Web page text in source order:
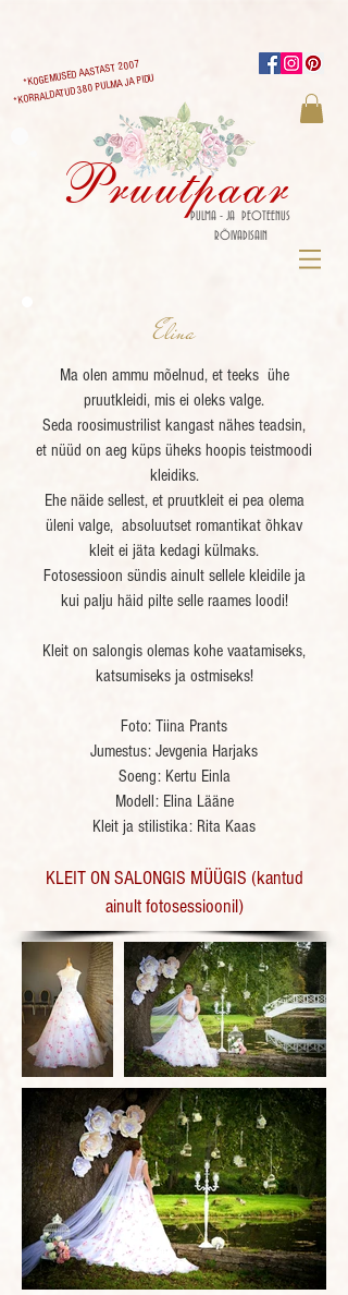
Pruutpaar
PULMA - JA PEOTEENUS
RÕIVADISAIN
*KOGEMUSED AASTAST 2007
*KORRALDATUD 380 PULMA JA PIDU
Elina
Ma olen ammu mõelnud, et teeks ühe
pruutkleidi, mis ei oleks valge.
Seda roosimustrilist kangast nähes teadsin,
et nüüd on aeg küps üheks hoopis teistmoodi
kleidiks.
Ehe näide sellest, et pruutkleit ei pea olema
üleni valge, absoluutset romantikat õhkav
kleit ei jäta kedagi külmaks.
Fotosessioon sündis ainult sellele kleidile ja
kui palju häid pilte selle raames loodi!
Kleit on salongis olemas kohe vaatamiseks,
katsumiseks ja ostmiseks!
Foto: Tiina Prants
Jumestus: Jevgenia Harjaks
Soeng: Kertu Einla
Modell: Elina Lääne
Kleit ja stilistika: Rita Kaas
KLEIT ON SALONGIS MÜÜGIS (kantud
ainult fotosessioonil)